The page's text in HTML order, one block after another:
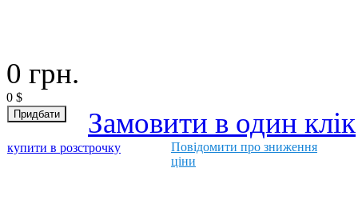
0 грн.
0 $
Замовити в один клік
купити в розстрочку
Повідомити про зниження
ціни